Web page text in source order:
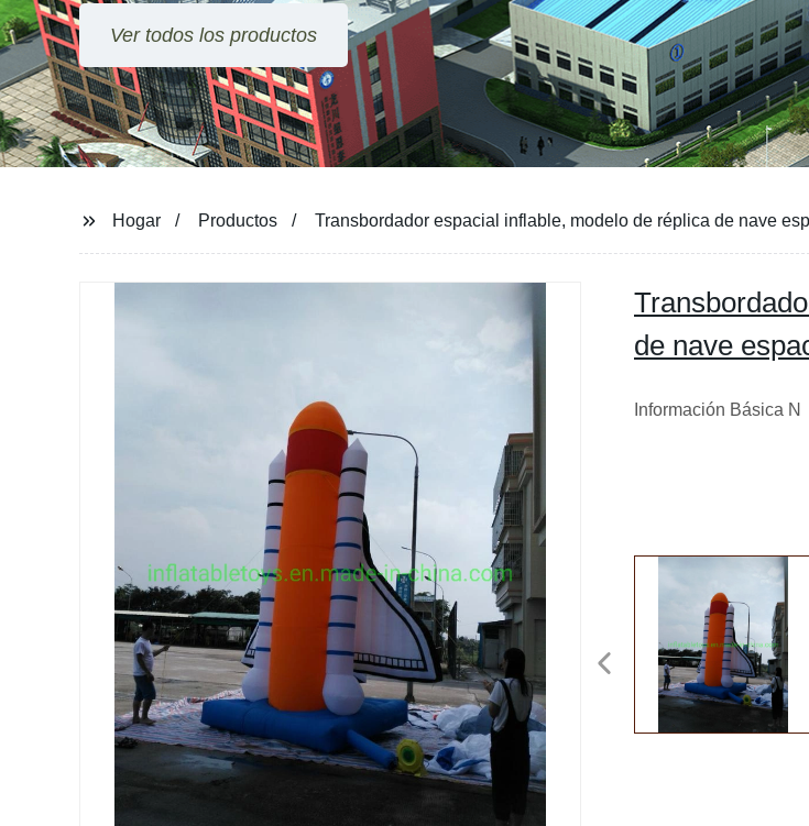
Ver todos los productos
Hogar Productos Transbordador espacial inflable, modelo de réplica de nave
de nave
Información Básica N